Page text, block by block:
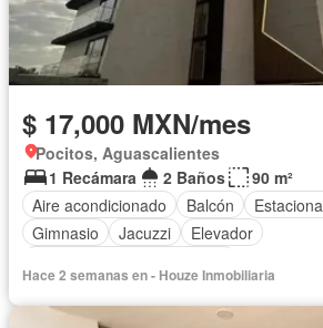
$ 17,000 MXN/mes
Pocitos, Aguascalientes
1 Recámara
2 Baños
90 m²
Aire acondicionado
Balcón
Gimnasio
Jacuzzi
Elevador
Hace 2 semanas en - Houze Inmobiliaria